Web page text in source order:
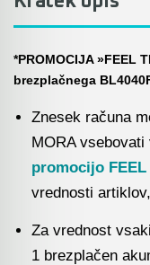
*PROMOCIJA »FEEL
brezplačnega
Znesek računa
MORA
promocijo FEEL
vrednosti
Za vrednost
1 brezplačen
Akumulatorske
Akumulatorski obliči
Akumulatorski
Akumulatorski
brusilniki za zidove
Akumulatorski premi
Brusilniki za zidove
Žage za porobeton
Bosch
Pritrjevanje - žeblji,
Sesanje
Listi za rezalnik za
Rezbarjenje